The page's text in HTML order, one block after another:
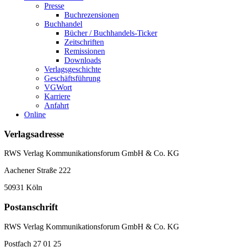
Presse
Buchrezensionen
Buchhandel
Bücher / Buchhandels-Ticker
Zeitschriften
Remissionen
Downloads
Verlagsgeschichte
Geschäftsführung
VGWort
Karriere
Anfahrt
Online
Verlagsadresse
RWS Verlag Kommunikationsforum GmbH & Co. KG
Aachener Straße 222
50931 Köln
Postanschrift
RWS Verlag Kommunikationsforum GmbH & Co. KG
Postfach 27 01 25